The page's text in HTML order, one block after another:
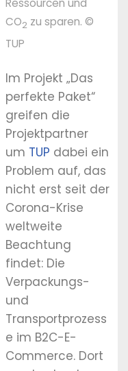
CO2 zu sparen. ©
TUP
Im Projekt „Das
perfekte Paket“
greifen die
Projektpartner
um TUP dabei ein
Problem auf, das
nicht erst seit der
Corona-Krise
weltweite
Beachtung
findet: Die
Verpackungs-
und
Transportprozess
e im B2C-E-
Commerce. Dort